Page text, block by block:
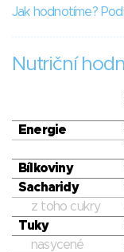
Jak hodnotíme?
Nutriční
Energie
Bílkoviny
Sacharidy
z toho cukry
Tuky
nasycené